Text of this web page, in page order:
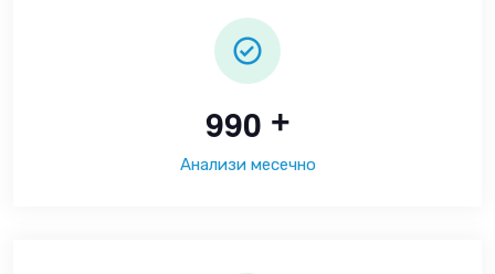
990 +
Анализи месечно